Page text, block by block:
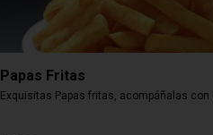
Papas Fritas
Exquisitas Papas fritas, acompáñalas con